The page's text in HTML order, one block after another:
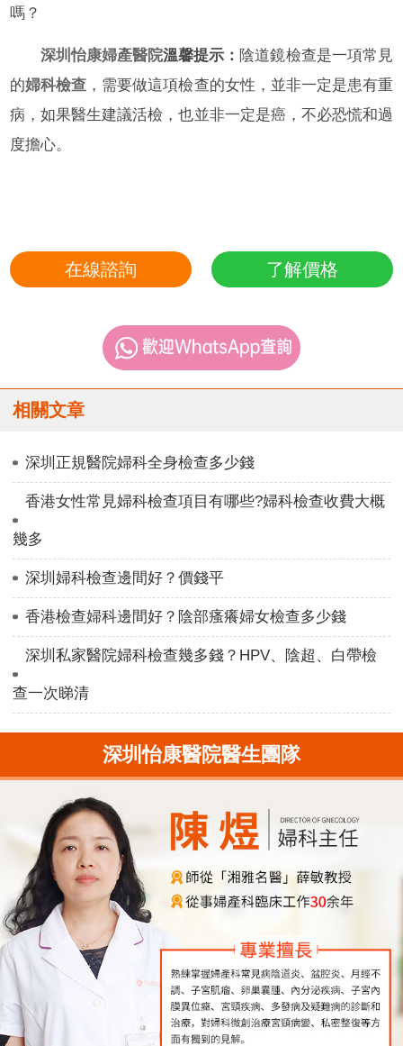
嗎？
深圳怡康婦產醫院溫馨提示： 陰道鏡檢查是一項常見
的婦科檢查 ，需要做這項檢查的女性，並非一定是患有重
病，如果醫生建議活檢，也並非一定是癌，不必恐慌和過
度擔心。
在線諮詢 了解價格
相關文章
深圳正規醫院婦科全身檢查多少錢
香港女性常見婦科檢查項目有哪些?婦科檢查收費大概
幾多
深圳婦科檢查邊間好？價錢平
香港檢查婦科邊間好？陰部瘙癢婦女檢查多少錢
深圳私家醫院婦科檢查幾多錢？HPV、陰超、白帶檢
查一次睇清
深圳怡康醫院醫生團隊